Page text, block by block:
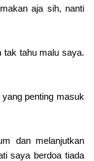
aja sih, nanti
tak tahu malu saya.
penting masuk
dan melanjutkan
saya berdoa tiada